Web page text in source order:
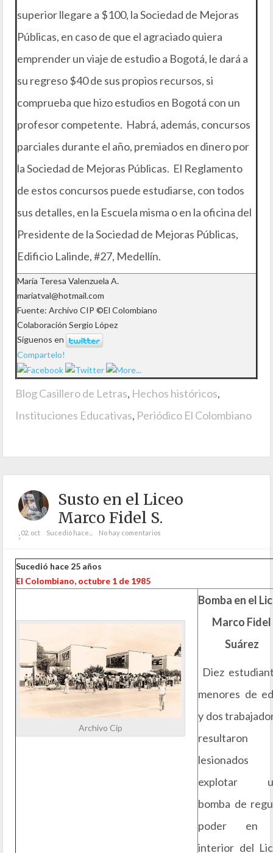
superior llegare a $100, la Sociedad de Mejoras
Públicas, en caso de que el agraciado quiera
emprender un viaje de estudio a Bogotá, le dará a
su regreso $40 de sus propios recursos, si
comprueba que hizo estudios en Bogotá con un
profesor competente. Habrá, además, concursos
parciales durante el año, premiados en dinero por
la Sociedad de Mejoras Públicas. El Reglamento
de estos concursos puede estudiarse, con todos
sus detalles, en la Escuela misma o en la oficina del
Presidente de la Sociedad de Mejoras Públicas,
Edificio Lalinde, #27, Medellín.
María Teresa Valenzuela A.
mariatval@hotmail.com
Fuente: Archivo CIP ©El Colombiano
Colaboración Sergio López
Síguenos en
Compartelo!
Blog Casillero de Letras, Hechos históricos,
Instituciones Educativas, Periódico El Colombiano
Susto en el Liceo
Marco Fidel S.
;02. oct Sucedió hace... No hay comentarios
Sucedió hace 25 años
El Colombiano, octubre 1 de 1985
Archivo Cip
Bomba en el
Marco Fidel
Suárez
Diez
menores de
y dos
resultaron
lesionados
explotar
bomba de
poder en
interior del